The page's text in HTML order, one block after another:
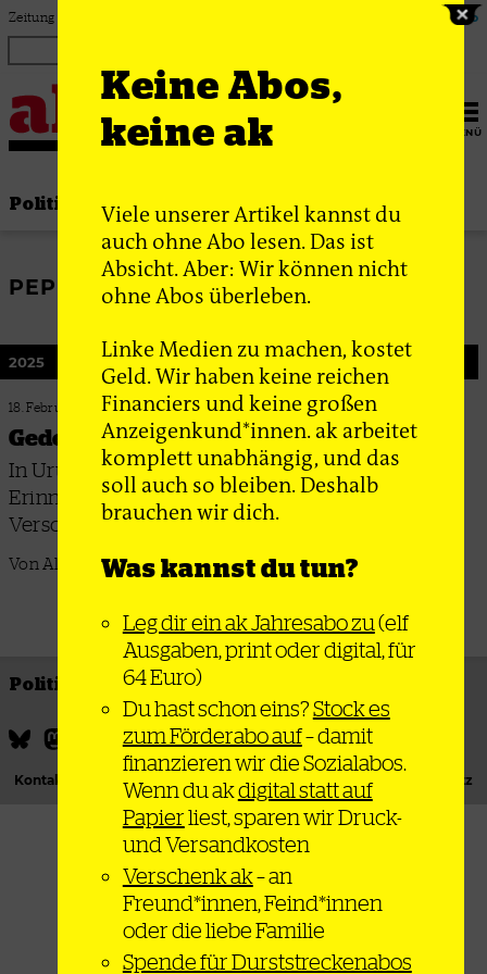
Zum Inhalt springen
Zeitung für linke Debatte & Praxis ak Abo
MENÜ
Politik Thema Bewegung Gesellschaft
PEPE MUJICA
2025
18. Februar 2025
Gedenken von unten
In Uruguay halten viele Initiativen die
Erinnerung an die unter der Diktatur
Verschwundenen und ihre Kämpfe wach
Von Alix Arnold
Politik Thema Bewegung
Kontakt Podcast Newsletter Impressum Datenschutz
Keine Abos,
keine ak
Viele unserer Artikel kannst du
auch ohne Abo lesen. Das ist
Absicht. Aber: Wir können nicht
ohne Abos überleben.
Linke Medien zu machen, kostet
Geld. Wir haben keine reichen
Financiers und keine großen
Anzeigenkund*innen. ak arbeitet
komplett unabhängig, und das
soll auch so bleiben. Deshalb
brauchen wir dich.
Was kannst du tun?
Leg dir ein ak Jahresabo zu(elf
Ausgaben, print oder digital, für
64 Euro)
Du hast schon eins?Stock es
zum Förderabo auf– damit
finanzieren wir die Sozialabos.
Wenn du akdigital statt auf
Papierliest, sparen wir Druck-
und Versandkosten
Verschenk ak– an
Freund*innen, Feind*innen
oder die liebe Familie
Spende für Durststreckenabos